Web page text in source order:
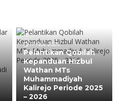
17 Nov 2025
Pelantikan Qobilah
Kepanduan Hizbul
Wathan MTs
Muhammadiyah
Kalirejo Periode 2025
– 2026